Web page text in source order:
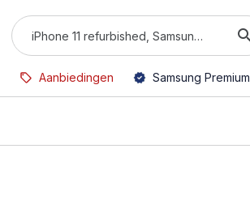
Aanbiedingen Samsung Premium